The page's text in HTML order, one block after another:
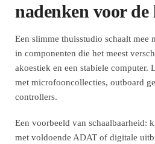
nadenken voor
Een slimme thuisstudio schaalt mee
in componenten die het meest
akoestiek en een stabiele computer.
met microfooncollecties, outboard
controllers.
Een voorbeeld van schaalbaarheid:
met voldoende ADAT of digitale